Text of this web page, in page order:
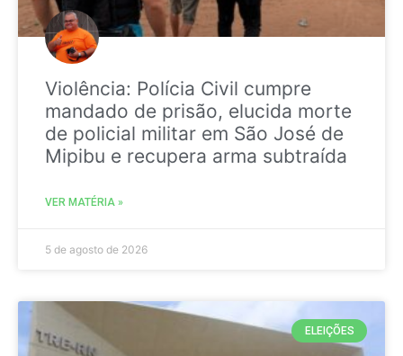
Violência: Polícia Civil cumpre
mandado de prisão, elucida morte
de policial militar em São José de
Mipibu e recupera arma subtraída
VER MATÉRIA »
5 de agosto de 2026
ELEIÇÕES